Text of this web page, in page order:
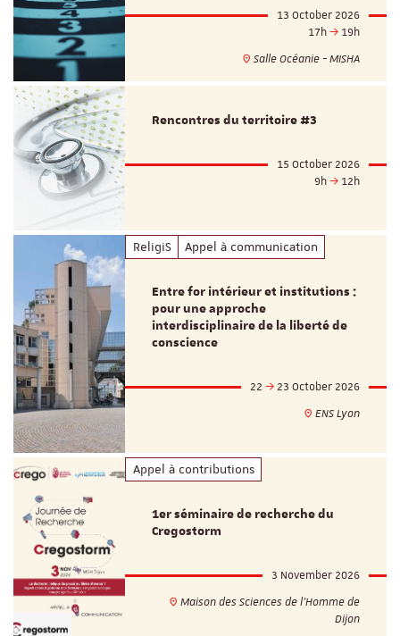
13 October 2026
17h
19h
Salle Océanie - MISHA
Rencontres du territoire #3
15 October 2026
9h
12h
ReligiS Appel à communication
Entre for intérieur et institutions :
pour une approche
interdisciplinaire de la liberté de
conscience
22
23 October 2026
ENS Lyon
Appel à contributions
1er séminaire de recherche du
Cregostorm
3 November 2026
Maison des Sciences de l'Homme de
Dijon